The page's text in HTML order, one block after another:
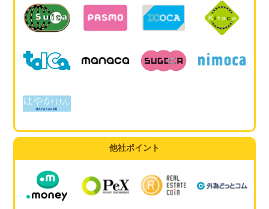
他社ポイント